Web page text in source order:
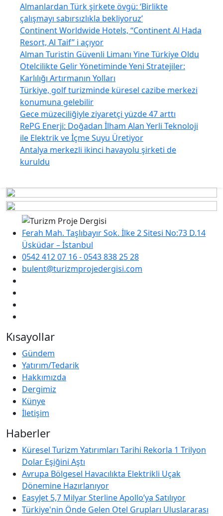
Almanlardan Türk şirkete övgü: ‘Birlikte
çalışmayı sabırsızlıkla bekliyoruz’
Continent Worldwide Hotels, “Continent Al Hada
Resort, Al Taif” i açıyor
Alman Turistin Güvenli Limanı Yine Türkiye Oldu
Otelcilikte Gelir Yönetiminde Yeni Stratejiler:
Karlılığı Artırmanın Yolları
Türkiye, golf turizminde küresel cazibe merkezi
konumuna gelebilir
Gece müzeciliğiyle ziyaretçi yüzde 47 arttı
RePG Enerji: Doğadan İlham Alan Yerli Teknoloji
ile Elektrik ve İçme Suyu Üretiyor
Antalya merkezli ikinci havayolu şirketi de
kuruldu
Ferah Mah. Taşlıbayır Sok. İlke 2 Sitesi No:73 D.14
Üsküdar – İstanbul
0542 412 07 16 - 0543 838 25 28
bulent@turizmprojedergisi.com
Kısayollar
Gündem
Yatırım/Tedarik
Hakkımızda
Dergimiz
Künye
İletişim
Haberler
Küresel Turizm Yatırımları Tarihi Rekorla 1 Trilyon
Dolar Eşiğini Aştı
Avrupa Bölgesel Havacılıkta Elektrikli Uçak
Dönemine Hazırlanıyor
EasyJet 5,7 Milyar Sterline Apollo’ya Satılıyor
Türkiye'nin Önde Gelen Otel Grupları Uluslararası